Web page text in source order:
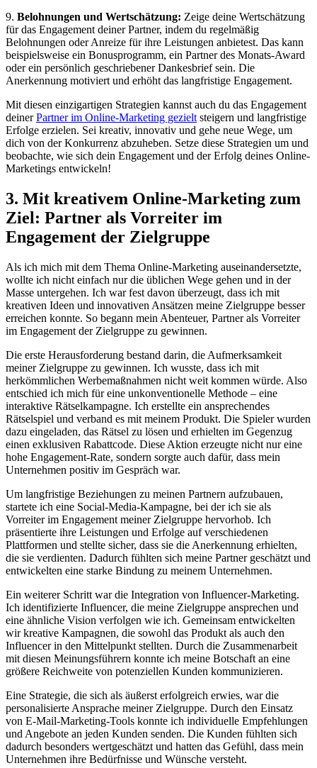
9. Belohnungen und Wertschätzung: Zeige deine Wertschätzung
für das Engagement deiner Partner, indem du regelmäßig
Belohnungen oder Anreize für ihre Leistungen anbietest. Das kann
beispielsweise ein Bonusprogramm, ein Partner des Monats-Award
oder ein persönlich geschriebener Dankesbrief sein. Die
Anerkennung motiviert und erhöht das langfristige Engagement.
Mit diesen einzigartigen Strategien kannst auch du das Engagement
deinerPartner im Online-Marketing gezielt steigern und langfristige
Erfolge erzielen. Sei kreativ, innovativ und gehe neue Wege, um
dich von der Konkurrenz abzuheben. Setze diese Strategien um und
beobachte, wie sich dein Engagement und der Erfolg deines Online-
Marketings entwickeln!
3. Mit kreativem Online-Marketing zum
Ziel: Partner als Vorreiter im
Engagement der Zielgruppe
Als ich mich mit dem Thema Online-Marketing auseinandersetzte,
wollte ich nicht einfach nur die üblichen Wege gehen und in der
Masse untergehen. Ich war fest davon überzeugt, dass ich mit
kreativen Ideen und innovativen Ansätzen meine Zielgruppe besser
erreichen konnte. So begann mein Abenteuer, Partner als Vorreiter
im Engagement der Zielgruppe zu gewinnen.
Die erste Herausforderung bestand darin, die Aufmerksamkeit
meiner Zielgruppe zu gewinnen. Ich wusste, dass ich mit
herkömmlichen Werbemaßnahmen nicht weit kommen würde. Also
entschied ich mich für eine unkonventionelle Methode – eine
interaktive Rätselkampagne. Ich erstellte ein ansprechendes
Rätselspiel und verband es mit meinem Produkt. Die Spieler wurden
dazu eingeladen, das Rätsel zu lösen und erhielten im Gegenzug
einen exklusiven Rabattcode. Diese Aktion erzeugte nicht nur eine
hohe Engagement-Rate, sondern sorgte auch dafür, dass mein
Unternehmen positiv im Gespräch war.
Um langfristige Beziehungen zu meinen Partnern aufzubauen,
startete ich eine Social-Media-Kampagne, bei der ich sie als
Vorreiter im Engagement meiner Zielgruppe hervorhob. Ich
präsentierte ihre Leistungen und Erfolge auf verschiedenen
Plattformen und stellte sicher, dass sie die Anerkennung erhielten,
die sie verdienten. Dadurch fühlten sich meine Partner geschätzt und
entwickelten eine starke Bindung zu meinem Unternehmen.
Ein weiterer Schritt war die Integration von Influencer-Marketing.
Ich identifizierte Influencer, die meine Zielgruppe ansprechen und
eine ähnliche Vision verfolgen wie ich. Gemeinsam entwickelten
wir kreative Kampagnen, die sowohl das Produkt als auch den
Influencer in den Mittelpunkt stellten. Durch die Zusammenarbeit
mit diesen Meinungsführern konnte ich meine Botschaft an eine
größere Reichweite von potenziellen Kunden kommunizieren.
Eine Strategie, die sich als äußerst erfolgreich erwies, war die
personalisierte Ansprache meiner Zielgruppe. Durch den Einsatz
von E-Mail-Marketing-Tools konnte ich individuelle Empfehlungen
und Angebote an jeden Kunden senden. Die Kunden fühlten sich
dadurch besonders wertgeschätzt und hatten das Gefühl, dass mein
Unternehmen ihre Bedürfnisse und Wünsche versteht.